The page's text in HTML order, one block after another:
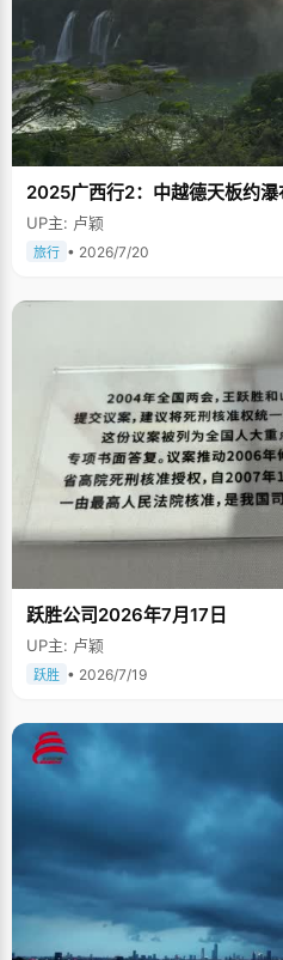
2025广西行2：中越德天板约瀑
UP主: 卢颖
旅行 • 2026/7/20
跃胜公司2026年7月17日
UP主: 卢颖
跃胜 • 2026/7/19